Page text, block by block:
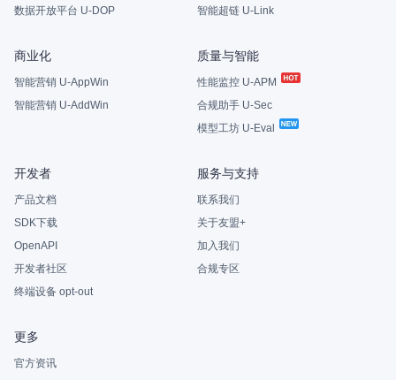
数据开放平台 U-DOP
智能超链 U-Link
商业化
智能营销 U-AppWin
智能营销 U-AddWin
质量与智能
性能监控 U-APM
合规助手 U-Sec
模型工坊 U-Eval
开发者
产品文档
SDK下载
OpenAPI
开发者社区
终端设备 opt-out
服务与支持
联系我们
关于友盟+
加入我们
合规专区
更多
官方资讯